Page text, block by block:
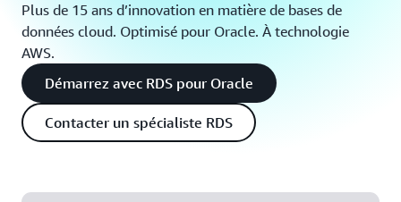
Plus de 15 ans d’innovation en matière de bases de
données cloud. Optimisé pour Oracle. À technologie
AWS.
Démarrez avec RDS pour Oracle
Contacter un spécialiste RDS